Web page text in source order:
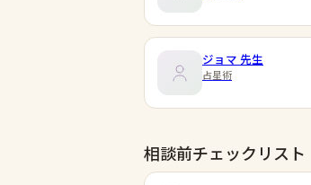
ジョマ 先生
占星術
相談前チェックリスト